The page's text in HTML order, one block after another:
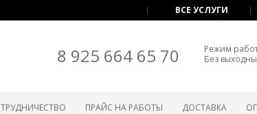
ВСЕ УСЛУГИ
8 925 664 65 70
Режим
Без
ПРАЙС НА РАБОТЫ ДОСТАВКА